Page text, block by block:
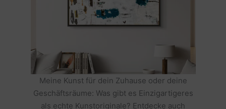
Meine Kunst für dein Zuhause oder deine
Geschäftsräume: Was gibt es Einzigartigeres
als echte Kunstoriginale? Entdecke auch